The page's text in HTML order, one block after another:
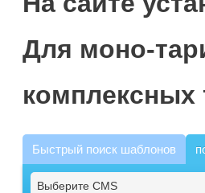
Для моно-
Быстрый поиск шаблонов
Выберите CMS